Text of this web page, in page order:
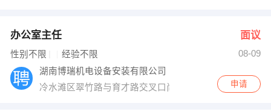
办公室主任 面议
性别不限 经验不限
08-09
湖南博瑞机电设备安装有限公司
冷水滩区翠竹路与育才路交叉口尚东大厦11楼
申请